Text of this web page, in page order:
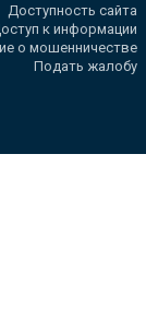
Доступность сайта
к информации
о мошенничестве
Подать жалобу